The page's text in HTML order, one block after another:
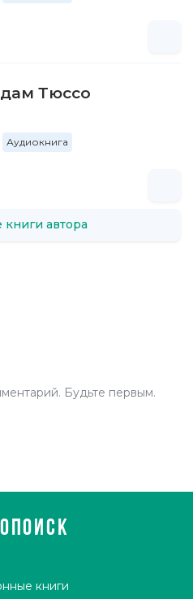
Тюссо
Аудиокнига
книги автора
Будьте первым.
книги